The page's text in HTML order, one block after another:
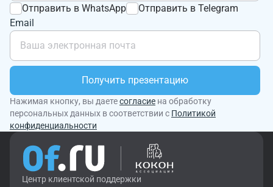
Отправить в WhatsApp
Отправить в Telegram
Email
Получить презентацию
Нажимая кнопку, вы даетесогласие на обработку
персональных данных в соответствии с Политикой
конфиденциальности
Центр клиентской поддержки